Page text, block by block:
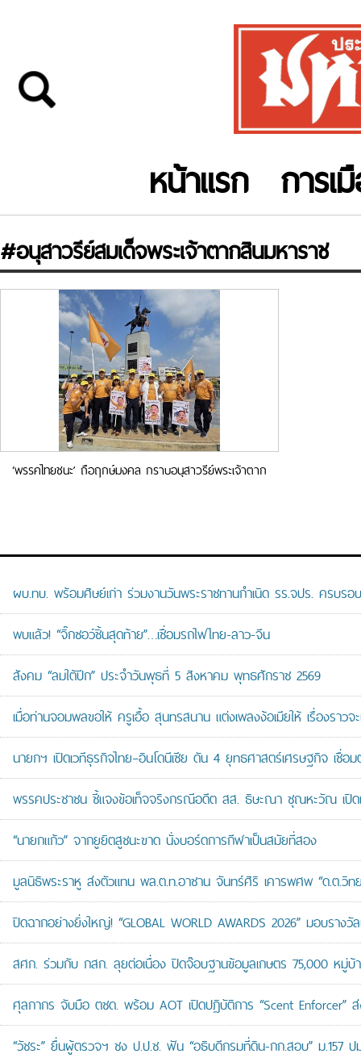
หน้าแรก การเ
#อนุสาวรีย์สมเด็จพระเจ้าตากสินมหาราช
‘พรรคไทยชนะ’ ถือฤกษ์มงคล กราบอนุสาวรีย์พระเจ้าตาก
ผบ.ทบ. พร้อมศิษย์เก่า ร่วมงานวันพระราชทานกำเนิด รร.จปร. ครบ
พบแล้ว! “จิ๊กซอว์ชิ้นสุดท้าย”…เชื่อมรถไฟไทย-ลาว-จีน
สังคม “ลมใต้ปีก” ประจำวันพุธที่ 5 สิงหาคม พุทธศักราช 2569
เมื่อท่านจอมพลขอให้ ครูเอื้อ สุนทรสนาน แต่งเพลงง้อเมียให้ เรื่องราวจะ
นายกฯ เปิดเวทีธุรกิจไทย–อินโดนีเซีย ดัน 4 ยุทธศาสตร์เศรษฐกิจ เ
พรรคประชาชน ชี้แจงข้อเท็จจริงกรณีอดีต สส. ธิษะณา ชุณหะวัณ เปิด
“นายกแก้ว” จากยูยิตสูชนะขาด นั่งบอร์ดการกีฬาเป็นสมัยที่สอง
มูลนิธิพระราหู ส่งตัวแทน พล.ต.ท.อาชาน จันทร์ศิริ เคารพศพ “ด.ต.วิท
ปิดฉากอย่างยิ่งใหญ่! “GLOBAL WORLD AWARDS 2026” มอบรา
สศก. ร่วมกับ กสก. ลุยต่อเนื่อง ปิดจ๊อบฐานข้อมูลเกษตร 75,000 หมู่
ศุลกากร จับมือ ตชด. พร้อม AOT เปิดปฏิบัติการ “Scent Enforcer”
“วัชระ” ยื่นผู้ตรวจฯ ชง ป.ป.ช. ฟัน “อธิบดีกรมที่ดิน-กก.สอบ” ม.157 ป